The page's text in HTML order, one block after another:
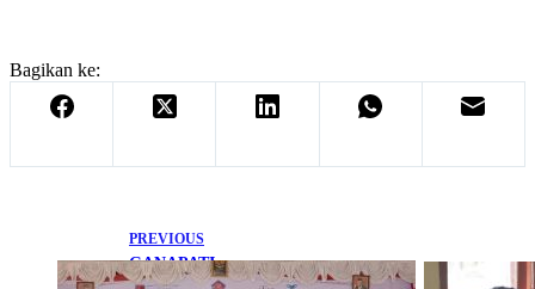
Bagikan ke:
PREVIOUS
GANAPATI
2023 Piala